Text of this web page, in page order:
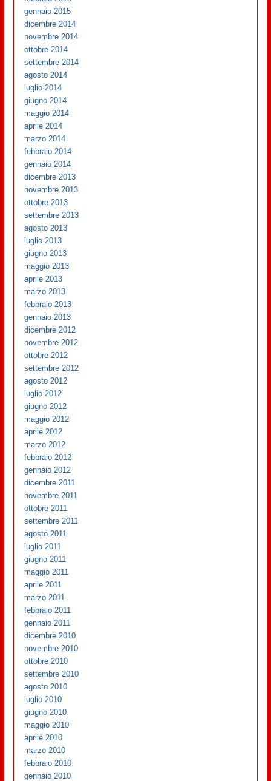
gennaio 2015
dicembre 2014
novembre 2014
ottobre 2014
settembre 2014
agosto 2014
luglio 2014
giugno 2014
maggio 2014
aprile 2014
marzo 2014
febbraio 2014
gennaio 2014
dicembre 2013
novembre 2013
ottobre 2013
settembre 2013
agosto 2013
luglio 2013
giugno 2013
maggio 2013
aprile 2013
marzo 2013
febbraio 2013
gennaio 2013
dicembre 2012
novembre 2012
ottobre 2012
settembre 2012
agosto 2012
luglio 2012
giugno 2012
maggio 2012
aprile 2012
marzo 2012
febbraio 2012
gennaio 2012
dicembre 2011
novembre 2011
ottobre 2011
settembre 2011
agosto 2011
luglio 2011
giugno 2011
maggio 2011
aprile 2011
marzo 2011
febbraio 2011
gennaio 2011
dicembre 2010
novembre 2010
ottobre 2010
settembre 2010
agosto 2010
luglio 2010
giugno 2010
maggio 2010
aprile 2010
marzo 2010
febbraio 2010
gennaio 2010